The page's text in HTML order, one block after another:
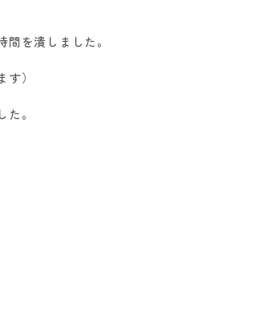
を潰しました。
）
。